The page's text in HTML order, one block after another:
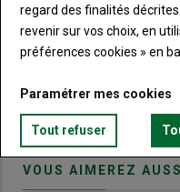
BodyChoisissez
compte pour
Lien
VOUS AIMEREZ AUSSI
regard des finalités
revenir sur vos choix, en
préférences cookies » en
Paramétrer mes cookies
Tout refuser